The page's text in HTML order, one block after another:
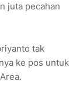
juta pecahan
tak
ke pos untuk